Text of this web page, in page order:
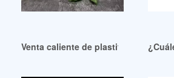
Venta caliente de plastificantes dop